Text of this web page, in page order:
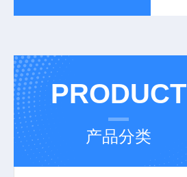
PRODUCT
产品分类